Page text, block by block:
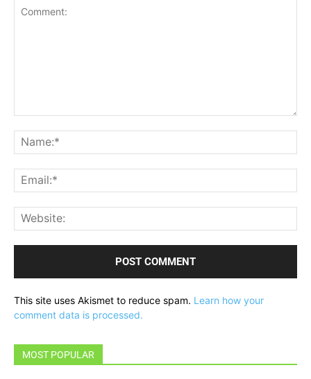
This site uses Akismet to reduce spam. Learn how your
comment data is processed.
MOST POPULAR